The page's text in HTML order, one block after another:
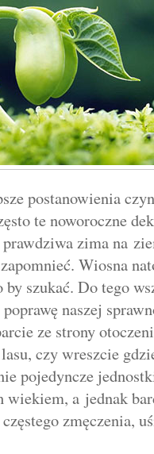
postanowienia
te noworoczne
zima na
Wiosna
szukać. Do tego
naszej
ze strony
czy wreszcie
pojedyncze
a jednak
zmęczenia,